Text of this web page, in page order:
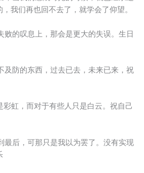
我们再也回不去了，就学会了仰望。
败的叹息上，那会是更大的失误。生日
及防的东西，过去已去，未来已来，祝
彩虹，而对于有些人只是白云。祝自己
最后，可那只是我以为罢了。没有实现